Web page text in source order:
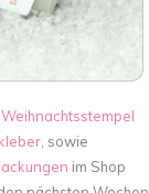
Weihnachtsstempel
, sowie
im Shop